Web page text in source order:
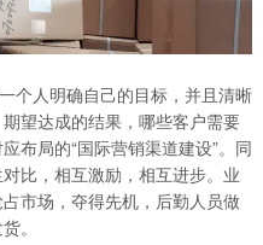
个人明确自己的目标，并且清晰
望达成的结果，哪些客户需要
布局的“国际营销渠道建设”。同
比，相互激励，相互进步。业
市场，夺得先机，后勤人员做
。